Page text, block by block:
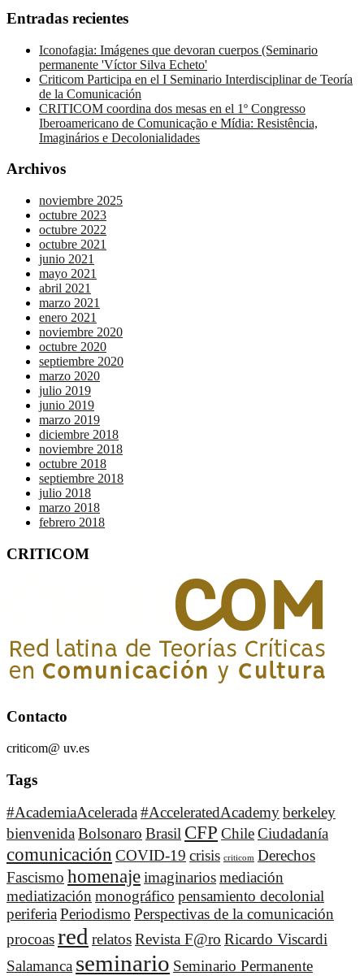
Entradas recientes
Iconofagia: Imágenes que devoran cuerpos (Seminario
permanente 'Víctor Silva Echeto'
Criticom Participa en el I Seminario Interdisciplinar de Teoría
de la Comunicación
CRITICOM coordina dos mesas en el 1º Congresso
Iberoamericano de Comunicação e Mídia: Resistência,
Imaginários e Decolonialidades
Archivos
noviembre 2025
octubre 2023
octubre 2022
octubre 2021
junio 2021
mayo 2021
abril 2021
marzo 2021
enero 2021
noviembre 2020
octubre 2020
septiembre 2020
marzo 2020
julio 2019
junio 2019
marzo 2019
diciembre 2018
noviembre 2018
octubre 2018
septiembre 2018
julio 2018
marzo 2018
febrero 2018
CRITICOM
Contacto
criticom@ uv.es
Tags
#AcademiaAcelerada#AcceleratedAcademyberkeley
bienvenidaBolsonaro Brasil CFP ChileCiudadanía
comunicación COVID-19 crisis criticom Derechos
Fascismo homenajeimaginariosmediación
mediatización monográfico pensamiento decolonial
periferiaPeriodismo Perspectivas de la comunicación
procoasred relatosRevista F@ro Ricardo Viscardi
Salamanca seminario Seminario Permanente